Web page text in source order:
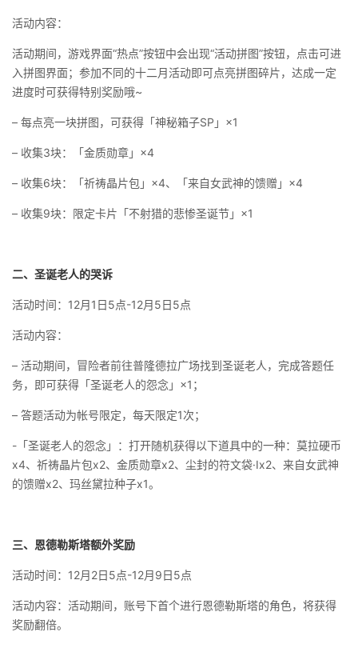
活动内容：
活动期间，游戏界面“热点”按钮中会出现“活动拼图”按钮，点击可进
入拼图界面；参加不同的十二月活动即可点亮拼图碎片，达成一定
进度时可获得特别奖励哦~
– 每点亮一块拼图，可获得「神秘箱子SP」×1
– 收集3块：「金质勋章」×4
– 收集6块：「祈祷晶片包」×4、「来自女武神的馈赠」×4
– 收集9块：限定卡片「不射猎的悲惨圣诞节」×1
二、圣诞老人的哭诉
活动时间：12月1日5点-12月5日5点
活动内容：
– 活动期间，冒险者前往普隆德拉广场找到圣诞老人，完成答题任
务，即可获得「圣诞老人的怨念」×1；
– 答题活动为帐号限定，每天限定1次；
-「圣诞老人的怨念」：打开随机获得以下道具中的一种：莫拉硬币
x4、祈祷晶片包x2、金质勋章x2、尘封的符文袋·Ⅰx2、来自女武神
的馈赠x2、玛丝黛拉种子x1。
三、恩德勒斯塔额外奖励
活动时间：12月2日5点-12月9日5点
活动内容：活动期间，账号下首个进行恩德勒斯塔的角色，将获得
奖励翻倍。